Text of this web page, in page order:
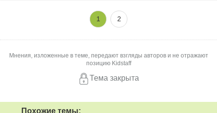
1 2
Мнения, изложенные в теме, передают взгляды авторов и не отражают
позицию Kidstaff
Тема закрыта
Похожие темы: